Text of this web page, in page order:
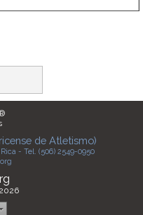
de Atletismo)
- Tel. (506) 2549-0950